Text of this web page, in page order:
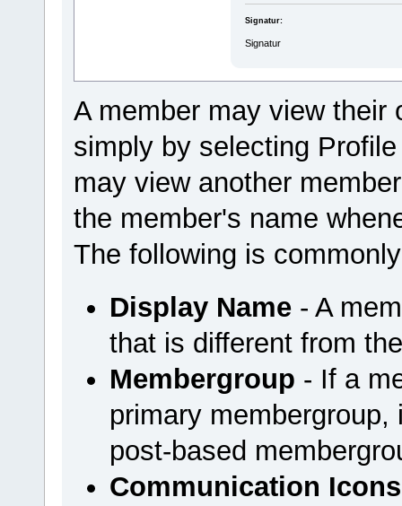
Signatur:
Signatur
A member may view their
simply by selecting
may view another
the member's name
The following is
Display Name- A
that is different from
Membergroup - If a
primary
post-based
Communication Icons